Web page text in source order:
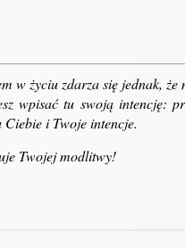
w życiu zdarza się jednak, że
wpisać tu swoją intencję:
Ciebie i Twoje intencje.
Twojej modlitwy!